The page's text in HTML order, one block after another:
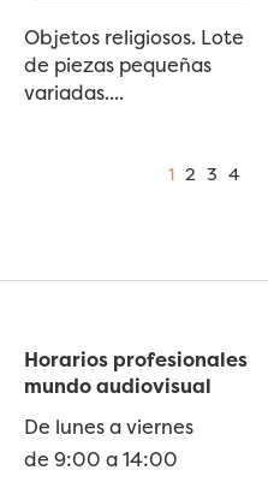
Objetos religiosos. Lote
de piezas pequeñas
variadas....
1 2 3 4
Horarios profesionales
mundo audiovisual
De lunes a viernes
de 9:00 a 14:00